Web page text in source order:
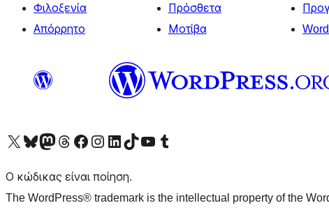
Φιλοξενία
Απόρρητο
Πρόσθετα
Μοτίβα
Visit our X (formerly Twitter) account
Visit our Bluesky account
Επισκεφθείτε τον λογαριασμό μας στο Mastodon
Visit our Threads account
Επισκεφτείτε τη σελίδα μας στο Facebook
Επισκεφθείτε τον λογαριασμό μας Instagram
Επισκεφθείτε τον λογαριασμό μας LinkedIn
Visit our TikTok account
Visit our YouTube channel
Visit our Tumblr account
Ο κώδικας είναι ποίηση.
The WordPress® trademark is the intellectual property of the